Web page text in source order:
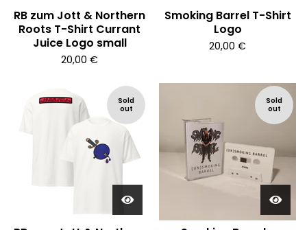
RB zum Jott & Northern
Roots T-Shirt Currant
Juice Logo small
20,00 €
Smoking Barrel T-Shirt
Logo
20,00 €
Sold
out
Sold
out